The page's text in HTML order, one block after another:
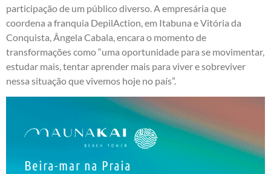
participação de um público diverso. A empresária que
coordena a franquia DepilAction, em Itabuna e Vitória da
Conquista, Ângela Cabala, encara o momento de
transformações como “uma oportunidade para se movimentar,
estudar mais, tentar aprender mais para viver e sobreviver
nessa situação que vivemos hoje no país”.